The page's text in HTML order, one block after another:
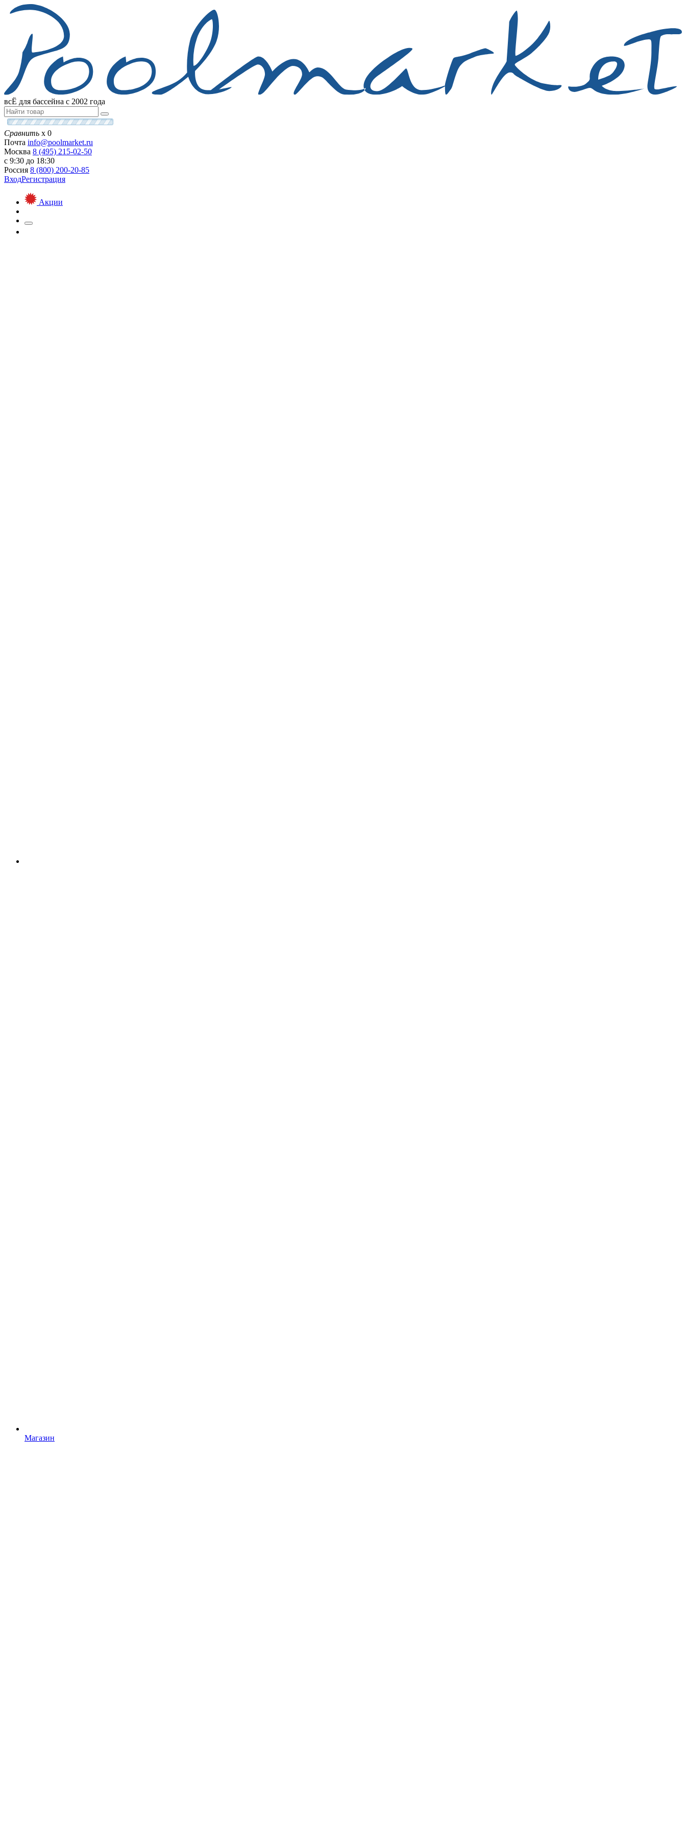
всЁ для бассейна с 2002 года
Сравнить х 0
Почта info@poolmarket.ru
Москва 8 (495) 215-02-50
с 9:30 до 18:30
Россия 8 (800) 200-20-85
ВходРегистрация
Акции
Магазин